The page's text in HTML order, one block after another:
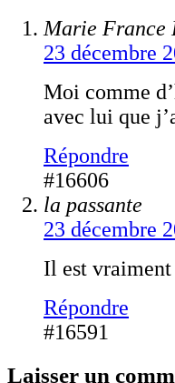
Marie France
23 décembre
Moi comme
avec lui que
Répondre
#16606
la passante
23 décembre
Il est vraiment
Répondre
#16591
Laisser un